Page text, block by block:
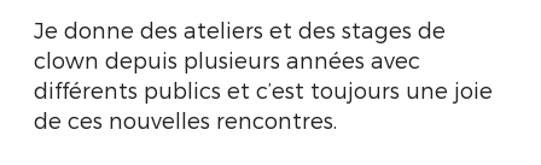
Je donne des ateliers et des stages de
clown depuis plusieurs années avec
différents publics et c’est toujours une joie
de ces nouvelles rencontres.